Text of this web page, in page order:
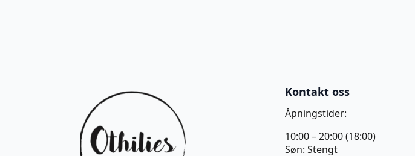
Kontakt oss
Åpningstider:
10:00 – 20:00 (18:00)
Søn: Stengt